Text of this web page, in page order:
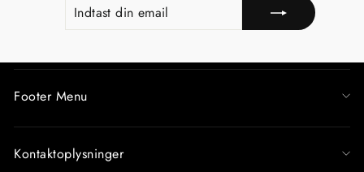
EMAIL
Footer Menu
Kontaktoplysninger